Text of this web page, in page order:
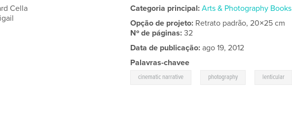
Cella
Categoria principal: Arts & Photography Books
Opção de projeto: Retrato padrão, 20×25 cm
Nº de páginas:32
Data de publicação: ago 19, 2012
Palavras-chavee
cinematic narrative photography lenticular